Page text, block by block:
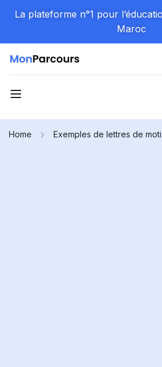
La plateforme n°1 pour
Maroc
Home Exemples de lettres de